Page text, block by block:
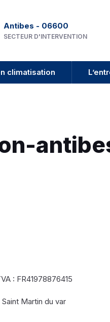
Antibes - 06600
SECTEUR D'INTERVENTION
climatisation
: FR41978876415
Martin du var